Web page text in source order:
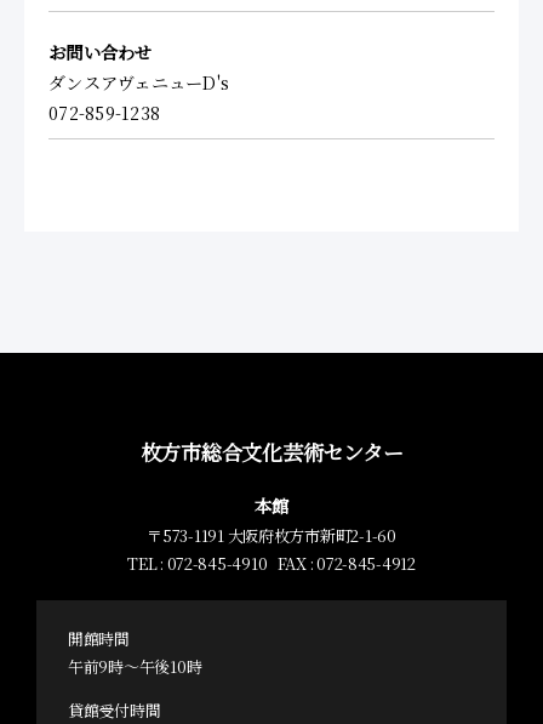
お問い合わせ
ダンスアヴェニューD's
072-859-1238
枚方市総合文化芸術センター
本館
〒573-1191 大阪府枚方市新町2-1-60
TEL : 072-845-4910 FAX : 072-845-4912
開館時間
午前9時～午後10時
貸館受付時間